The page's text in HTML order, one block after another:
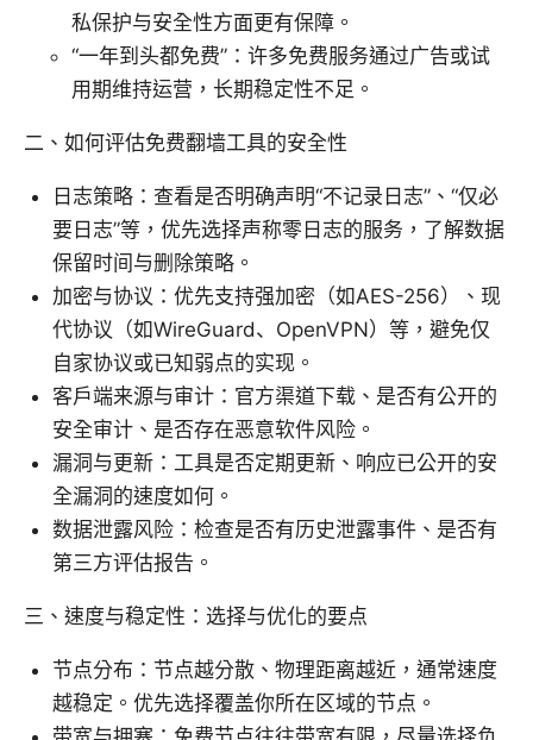
私保护与安全性方面更有保障。
“一年到头都免费”：许多免费服务通过广告或试
用期维持运营，长期稳定性不足。
二、如何评估免费翻墙工具的安全性
日志策略：查看是否明确声明“不记录日志”、“仅必
要日志”等，优先选择声称零日志的服务，了解数据
保留时间与删除策略。
加密与协议：优先支持强加密（如AES-256）、现
代协议（如WireGuard、OpenVPN）等，避免仅
自家协议或已知弱点的实现。
客户端来源与审计：官方渠道下载、是否有公开的
安全审计、是否存在恶意软件风险。
漏洞与更新：工具是否定期更新、响应已公开的安
全漏洞的速度如何。
数据泄露风险：检查是否有历史泄露事件、是否有
第三方评估报告。
三、速度与稳定性：选择与优化的要点
节点分布：节点越分散、物理距离越近，通常速度
越稳定。优先选择覆盖你所在区域的节点。